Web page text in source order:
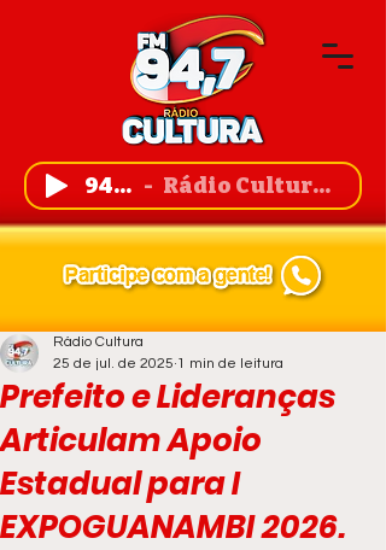
94,7 FM Rádio Cultura de Guanambi
Prefeito e Lideranças
Articulam Apoio
Estadual para I
EXPOGUANAMBI 2026.
Rádio Cultura
25 de jul. de 2025 1 min de leitura